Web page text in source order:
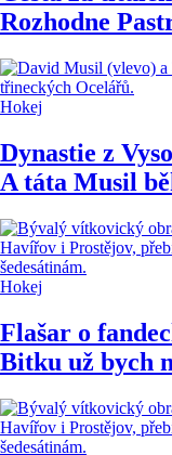
Rozhodne
Hokej
Dynastie z
A táta Musil
Hokej
Flašar o
Bitku už bych